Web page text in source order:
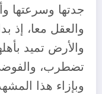
جدتها وسرعتها
والعقل معا، إذ
والأرض تميد
تضطرب،
وبإزاء هذا